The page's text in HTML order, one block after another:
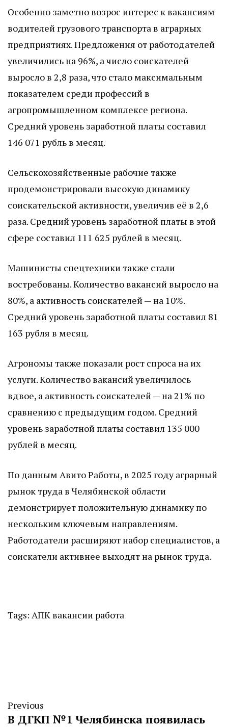
Особенно заметно возрос интерес к вакансиям
водителей грузового транспорта в аграрных
предприятиях. Предложения от работодателей
увеличились на 96%, а число соискателей
выросло в 2,8 раза, что стало максимальным
показателем среди профессий в
агропромышленном комплексе региона.
Средний уровень заработной платы составил
146 071 рубль в месяц.
Сельскохозяйственные рабочие также
продемонстрировали высокую динамику
соискательской активности, увеличив её в 2,6
раза. Средний уровень заработной платы в этой
сфере составил 111 625 рублей в месяц.
Машинисты спецтехники также стали
востребованы. Количество вакансий выросло на
80%, а активность соискателей — на 10%.
Средний уровень заработной платы составил 81
163 рубля в месяц.
Агрономы также показали рост спроса на их
услуги. Количество вакансий увеличилось
вдвое, а активность соискателей — на 21% по
сравнению с предыдущим годом. Средний
уровень заработной платы составил 135 000
рублей в месяц.
По данным Авито Работы, в 2025 году аграрный
рынок труда в Челябинской области
демонстрирует положительную динамику по
нескольким ключевым направлениям.
Работодатели расширяют набор специалистов, а
соискатели активнее выходят на рынок труда.
Tags: АПКвакансии работа
Previous
В ДГКП №1 Челябинска появилась